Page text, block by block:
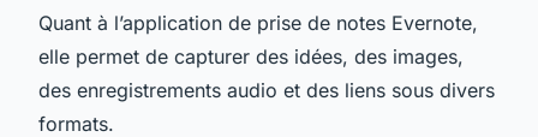
Quant à l’application de prise de notes Evernote,
elle permet de capturer des idées, des images,
des enregistrements audio et des liens sous divers
formats.